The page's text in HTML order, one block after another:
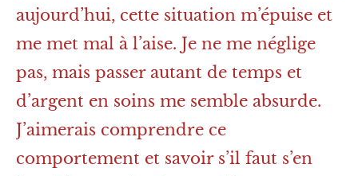
aujourd’hui, cette situation m’épuise et
me met mal à l’aise. Je ne me néglige
pas, mais passer autant de temps et
d’argent en soins me semble absurde.
J’aimerais comprendre ce
comportement et savoir s’il faut s’en